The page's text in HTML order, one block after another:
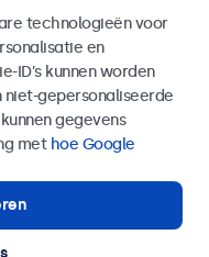
technologieën voor
en
ID’s kunnen worden
gepersonaliseerde
gegevens
met hoe Google